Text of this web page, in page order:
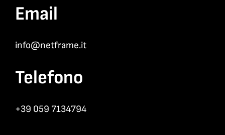
Email
info@netframe.it
Telefono
+39 059 7134794